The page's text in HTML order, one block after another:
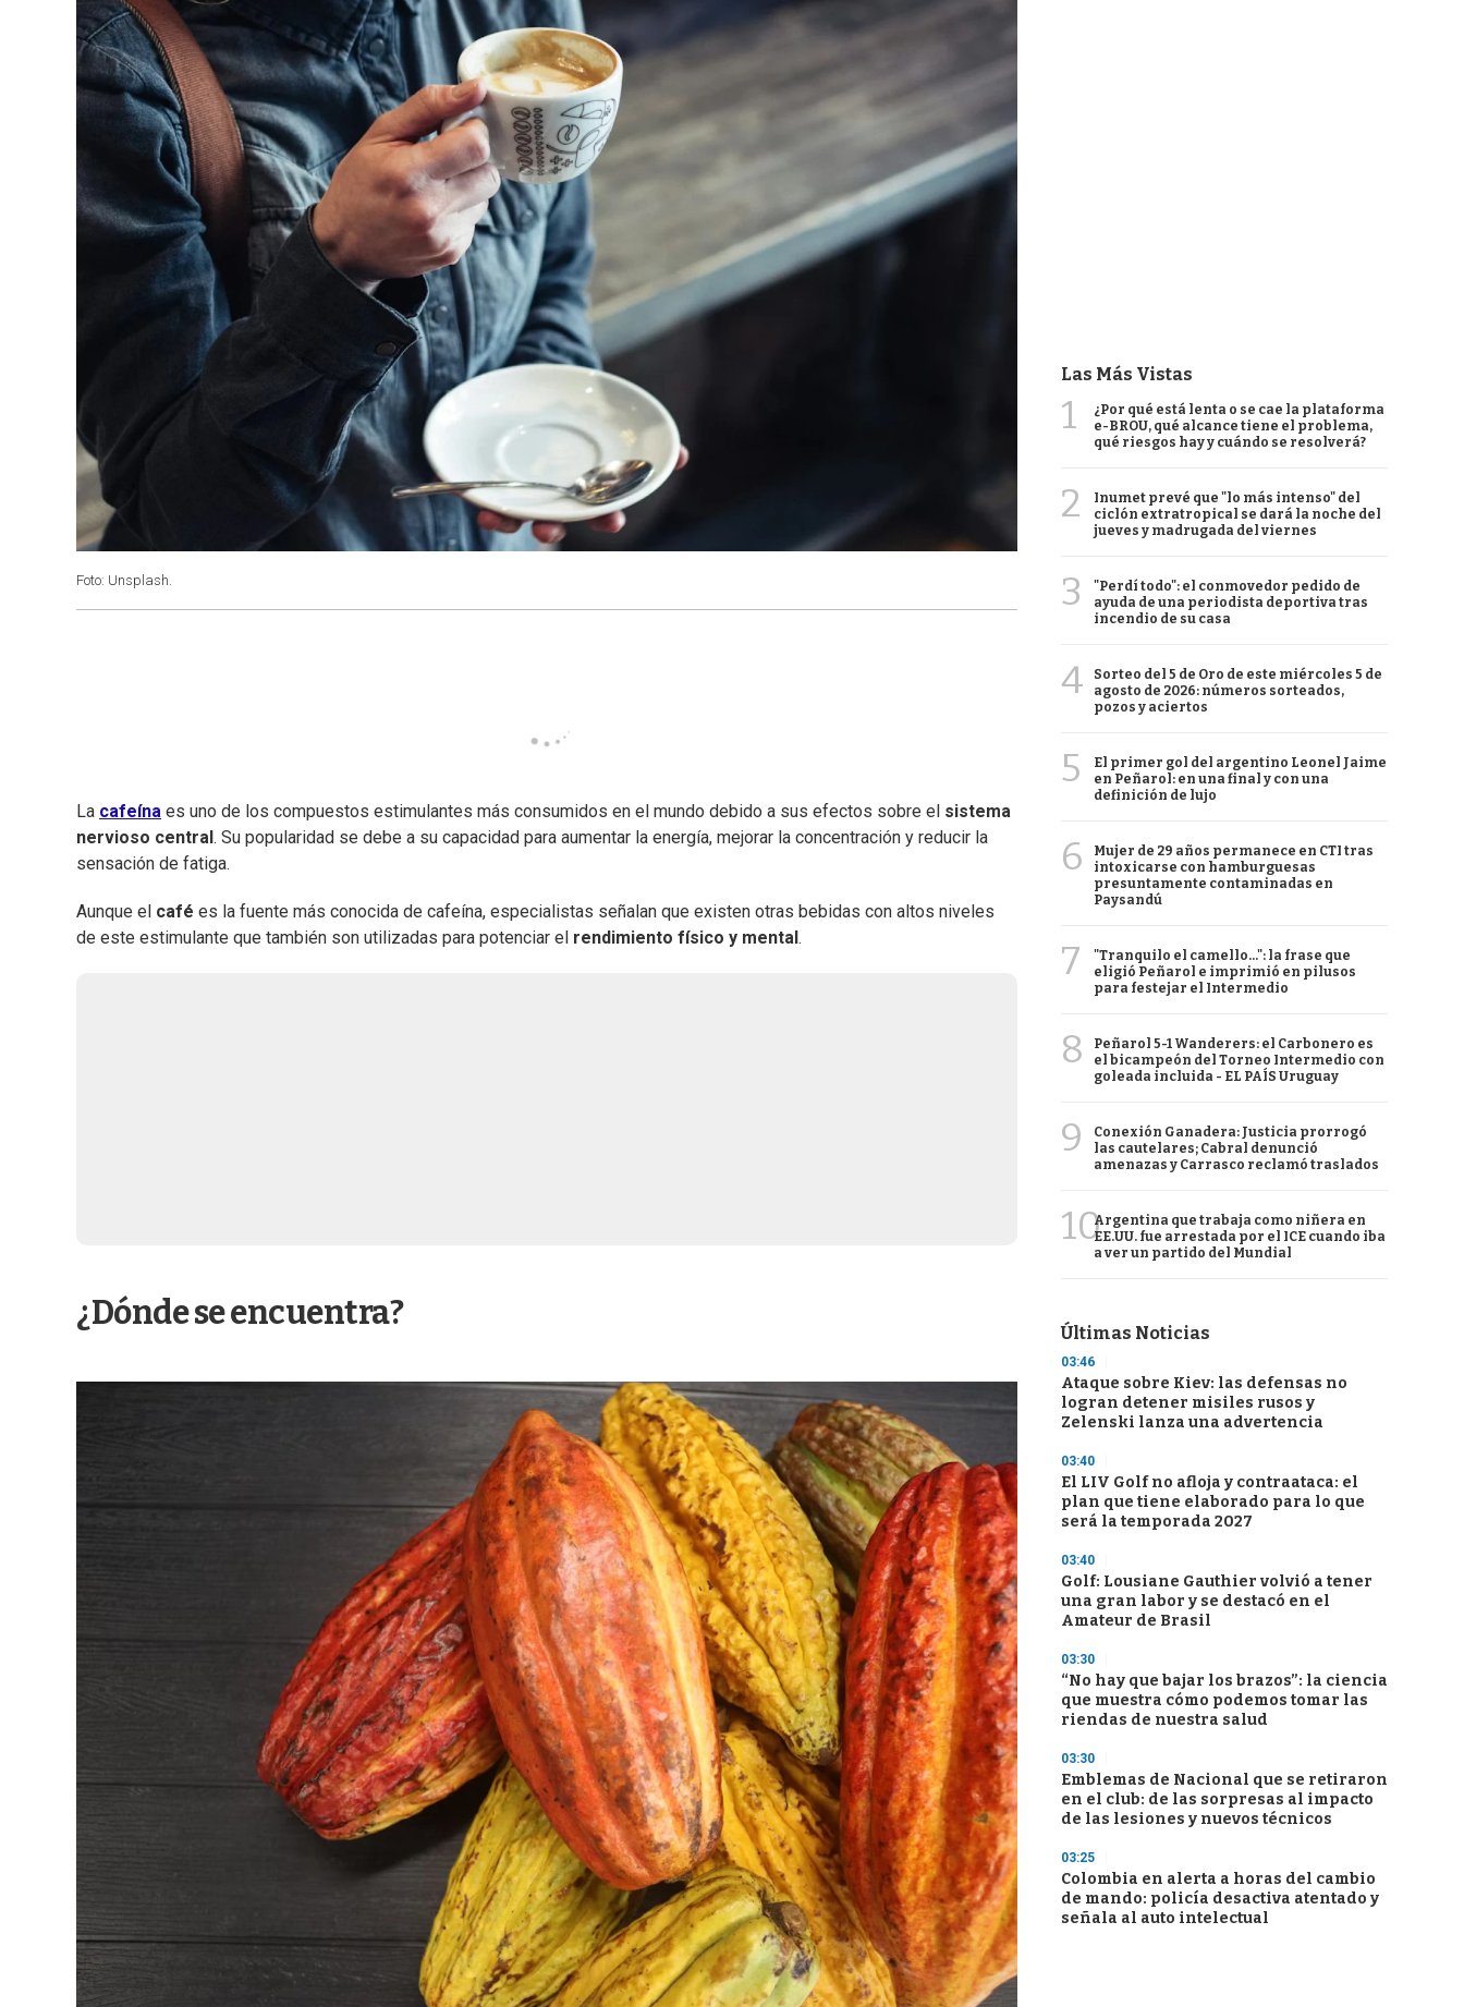
Foto: Unsplash.
La cafeína es uno de los compuestos estimulantes más consumidos en el mundo debido a sus efectos sobre el sistema
nervioso central . Su popularidad se debe a su capacidad para aumentar la energía, mejorar la concentración y reducir la
sensación de fatiga.
Aunque el café es la fuente más conocida de cafeína, especialistas señalan que existen otras bebidas con altos niveles
de este estimulante que también son utilizadas para potenciar el rendimiento físico y mental .
¿Dónde se encuentra?
Las Más Vistas
1
¿Por qué está lenta o se cae la plataforma
e-BROU, qué alcance tiene el problema,
qué riesgos hay y cuándo se resolverá?
2
Inumet prevé que "lo más intenso" del
ciclón extratropical se dará la noche del
jueves y madrugada del viernes
3
"Perdí todo": el conmovedor pedido de
ayuda de una periodista deportiva tras
incendio de su casa
4
Sorteo del 5 de Oro de este miércoles 5 de
agosto de 2026: números sorteados,
pozos y aciertos
5
El primer gol del argentino Leonel Jaime
en Peñarol: en una final y con una
definición de lujo
6
Mujer de 29 años permanece en CTI tras
intoxicarse con hamburguesas
presuntamente contaminadas en
Paysandú
7
"Tranquilo el camello...": la frase que
eligió Peñarol e imprimió en pilusos
para festejar el Intermedio
8
Peñarol 5-1 Wanderers: el Carbonero es
el bicampeón del Torneo Intermedio con
goleada incluida - EL PAÍS Uruguay
9
Conexión Ganadera: Justicia prorrogó
las cautelares; Cabral denunció
amenazas y Carrasco reclamó traslados
10Argentina que trabaja como niñera en
EE.UU. fue arrestada por el ICE cuando iba
a ver un partido del Mundial
Últimas Noticias
03:46
Ataque sobre Kiev: las defensas no
logran detener misiles rusos y
Zelenski lanza una advertencia
03:40
El LIV Golf no afloja y contraataca: el
plan que tiene elaborado para lo que
será la temporada 2027
03:40
Golf: Lousiane Gauthier volvió a tener
una gran labor y se destacó en el
Amateur de Brasil
03:30
“No hay que bajar los brazos”: la ciencia
que muestra cómo podemos tomar las
riendas de nuestra salud
03:30
Emblemas de Nacional que se retiraron
en el club: de las sorpresas al impacto
de las lesiones y nuevos técnicos
03:25
Colombia en alerta a horas del cambio
de mando: policía desactiva atentado y
señala al auto intelectual